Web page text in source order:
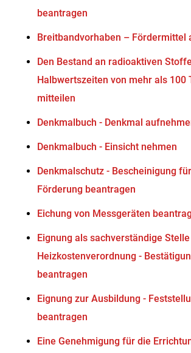
beantragen
Breitbandvorhaben – Fördermittel
Den Bestand an radioaktiven
Halbwertszeiten von mehr als 100
mitteilen
Denkmalbuch - Denkmal
Denkmalbuch - Einsicht nehmen
Denkmalschutz - Bescheinigung
Förderung beantragen
Eichung von Messgeräten
Eignung als sachverständige
Heizkostenverordnung -
beantragen
Eignung zur Ausbildung -
beantragen
Eine Genehmigung für die